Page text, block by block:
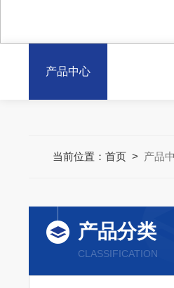
产品中心
当前位置： 首页> 产品
产品分类
CLASSIFICATION